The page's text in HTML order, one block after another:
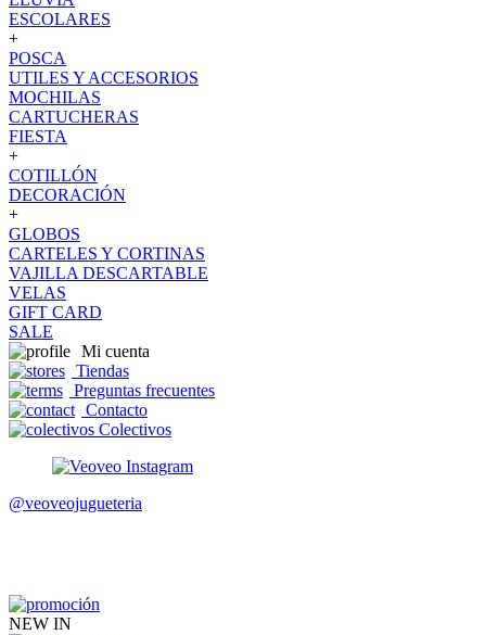
ESCOLARES
+
POSCA
UTILES Y ACCESORIOS
MOCHILAS
CARTUCHERAS
FIESTA
+
COTILLÓN
DECORACIÓN
+
GLOBOS
CARTELES Y CORTINAS
VAJILLA DESCARTABLE
VELAS
GIFT CARD
SALE
Mi cuenta
Tiendas
Preguntas frecuentes
Contacto
Colectivos
@veoveojugueteria
NEW IN